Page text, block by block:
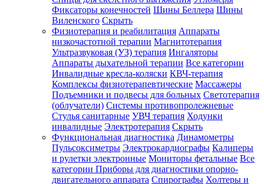
Фиксаторы конечностей Шины Беллера Шины
Виленского Скрыть
Физиотерапия и реабилитация Аппараты
низкочастотной терапии Магнитотерапия
Ультразвуковая (УЗ) терапия Ингаляторы
Аппараты дыхательной терапии Все категории
Инвалидные кресла-коляски КВЧ-терапия
Комплексы физиотерапевтические Массажеры
Подъемники и подвесы для больных Светотерапия
(облучатели) Системы противопролежневые
Стулья санитарные УВЧ терапия Ходунки
инвалидные Электротерапия Скрыть
Функциональная диагностика Динамометры
Пульсоксиметры Электрокардиографы Калиперы
и рулетки электронные Мониторы фетальные Все
категории Приборы для диагностики опорно-
двигательного аппарата Спирографы Холтеры и